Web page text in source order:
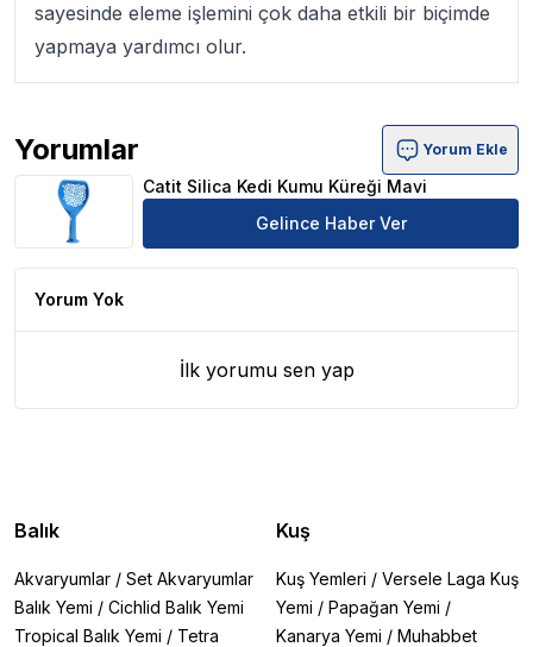
sayesinde eleme işlemini çok daha etkili bir biçimde
yapmaya yardımcı olur.
Yorumlar
Catit Silica Kedi Kumu Küreği Mavi Ürün Yorumları
Yorum Ekle
Catit Silica Kedi Kumu Küreği Mavi
Gelince Haber Ver
Yorum Yok
İlk yorumu sen yap
Balık
Akvaryumlar / Set Akvaryumlar
Balık Yemi / Cichlid Balık Yemi
Tropical Balık Yemi / Tetra
Kuş
Kuş Yemleri / Versele Laga Kuş
Yemi / Papağan Yemi /
Kanarya Yemi / Muhabbet